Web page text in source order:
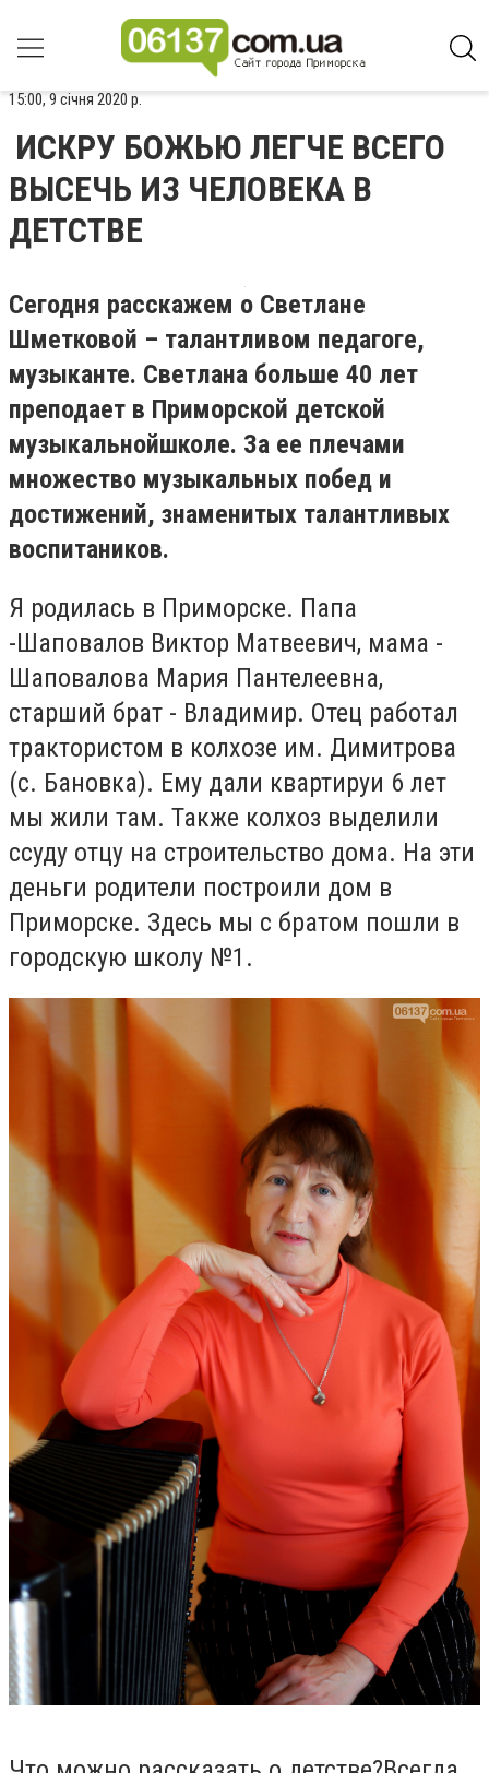
15:00, 9 січня 2020 р.
ИСКРУ БОЖЬЮ ЛЕГЧЕ ВСЕГО
ВЫСЕЧЬ ИЗ ЧЕЛОВЕКА В
ДЕТСТВЕ
Сегодня расскажем о Светлане
Шметковой – талантливом педагоге,
музыканте. Светлана больше 40 лет
преподает в Приморской детской
музыкальнойшколе. За ее плечами
множество музыкальных побед и
достижений, знаменитых талантливых
воспитаников.
Я родилась в Приморске. Папа
-Шаповалов Виктор Матвеевич, мама -
Шаповалова Мария Пантелеевна,
старший брат - Владимир. Отец работал
трактористом в колхозе им. Димитрова
(с. Бановка). Ему дали квартируи 6 лет
мы жили там. Также колхоз выделили
ссуду отцу на строительство дома. На эти
деньги родители построили дом в
Приморске. Здесь мы с братом пошли в
городскую школу №1.